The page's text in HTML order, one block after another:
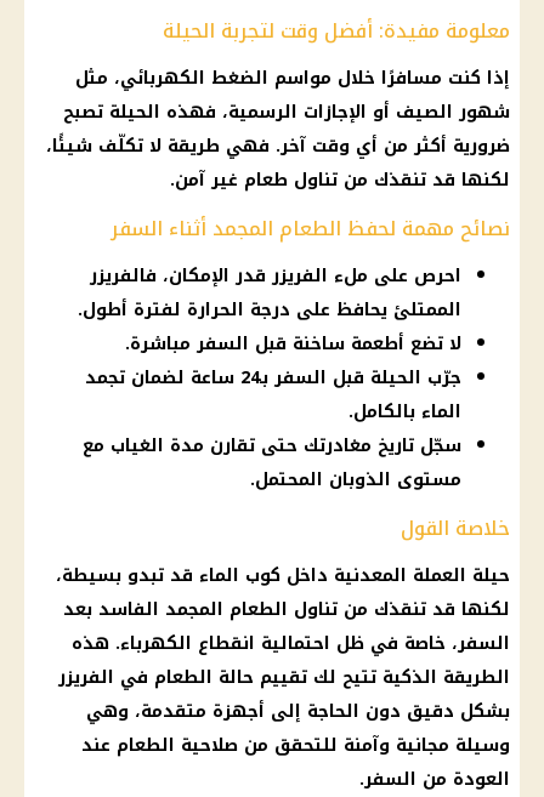
معلومة مفيدة: أفضل وقت لتجربة الحيلة
إذا كنت مسافرًا خلال مواسم الضغط الكهربائي، مثل
شهور الصيف أو الإجازات الرسمية، فهذه الحيلة تصبح
ضرورية أكثر من أي وقت آخر. فهي طريقة لا تكلّف شيئًا،
لكنها قد تنقذك من تناول طعام غير آمن.
نصائح مهمة لحفظ الطعام المجمد أثناء السفر
احرص على ملء الفريزر قدر الإمكان، فالفريزر
الممتلئ يحافظ على درجة الحرارة لفترة أطول.
لا تضع أطعمة ساخنة قبل السفر مباشرة.
جرّب الحيلة قبل السفر بـ24 ساعة لضمان تجمد
الماء بالكامل.
سجّل تاريخ مغادرتك حتى تقارن مدة الغياب مع
مستوى الذوبان المحتمل.
خلاصة القول
حيلة العملة المعدنية داخل كوب الماء قد تبدو بسيطة،
لكنها قد تنقذك من تناول الطعام المجمد الفاسد بعد
السفر، خاصة في ظل احتمالية انقطاع الكهرباء. هذه
الطريقة الذكية تتيح لك تقييم حالة الطعام في الفريزر
بشكل دقيق دون الحاجة إلى أجهزة متقدمة، وهي
وسيلة مجانية وآمنة للتحقق من صلاحية الطعام عند
العودة من السفر.